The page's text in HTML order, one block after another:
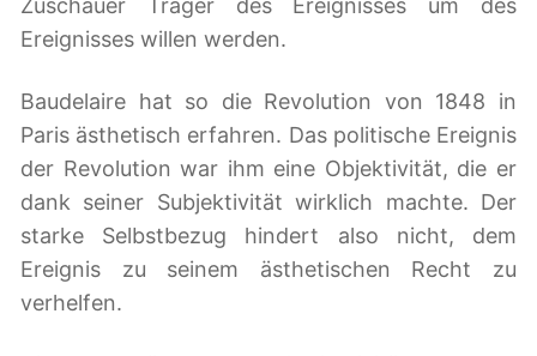
Ereignisses willen werden.
Baudelaire hat so die Revolution von 1848 in
Paris ästhetisch erfahren. Das politische Ereignis
der Revolution war ihm eine Objektivität, die er
dank seiner Subjektivität wirklich machte. Der
starke Selbstbezug hindert also nicht, dem
Ereignis zu seinem ästhetischen Recht zu
verhelfen.